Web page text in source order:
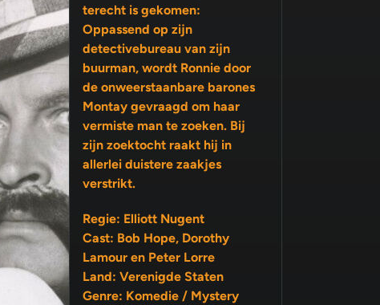
terecht is gekomen:
Oppassend op zijn
detectivebureau van zijn
buurman, wordt Ronnie door
de onweerstaanbare barones
Montay gevraagd om haar
vermiste man te zoeken. Bij
zijn zoektocht raakt hij in
allerlei duistere zaakjes
verstrikt.
Regie: Elliott Nugent
Cast: Bob Hope, Dorothy
Lamour en Peter Lorre
Land: Verenigde Staten
Genre: Komedie / Mystery